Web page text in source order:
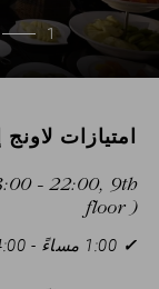
1
امتيازات
- 22:00, 9th
floor )
✓